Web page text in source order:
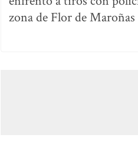
zona de Flor de Maroñas